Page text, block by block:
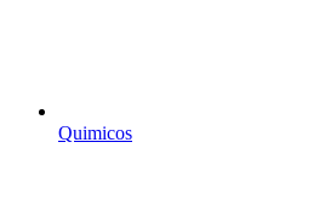
Quimicos